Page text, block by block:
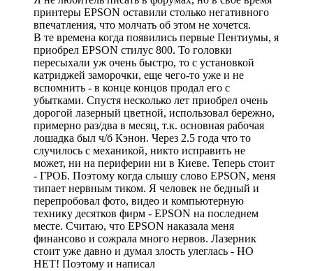
принтеры EPSON оставили столько негативного
впечатления, что молчать об этом не хочется.
В те времена когда появились первые Пентиумы, я
приобрел EPSON стилус 800. То головки
пересыхали уж очень быстро, то с установкой
катриджей заморочки, еще чего-то уже и не
вспомнить - в конце концов продал его с
убытками. Спустя несколько лет приобрел очень
дорогой лазерный цветной, использовал бережно,
примерно раз/два в месяц, т.к. основная рабочая
лошадка был ч/б Кэнон. Через 2.5 года что то
случилось с механикой, никто исправить не
может, ни на периферии ни в Киеве. Теперь стоит
- ГРОБ. Поэтому когда слышу слово EPSON, меня
типает нервным тиком. Я человек не бедный и
перепробовал фото, видео и компьютерную
технику десятков фирм - EPSON на последнем
месте. Считаю, что EPSON наказала меня
финансово и сожрала много нервов. Лазерник
стоит уже давно и думал злость улеглась - НО
НЕТ! Поэтому и написал